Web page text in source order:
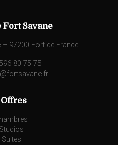
Fort Savane
– 97200 Fort-de-France
80 75 75
Suites